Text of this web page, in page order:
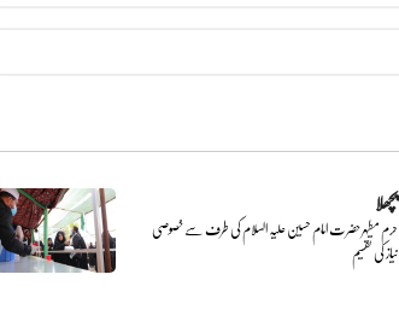
پچھلا
حرم مطہر حضرت امام حسین علیہ السلام کی طرف سے خصوصی
نیاز کی تقسیم